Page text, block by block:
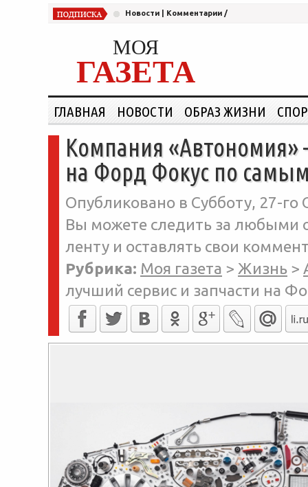
Новости Комментарии /
МОЯ
ГАЗЕТА
ГЛАВНАЯ НОВОСТИ ОБРАЗ ЖИЗНИ
Компания «Автономия»
на Форд Фокус по
Опубликовано в Субботу, 27-го
Вы можете следить за любыми
ленту и оставлять свои
Рубрика: Моя газета > Жизнь >
лучший сервис и запчасти на